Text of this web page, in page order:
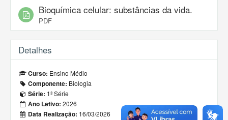
Bioquímica celular: substâncias da vida.
PDF
Detalhes
Curso: Ensino Médio
Componente: Biologia
Série: 1ª Série
Ano Letivo: 2026
Data Realização: 16/03/2026